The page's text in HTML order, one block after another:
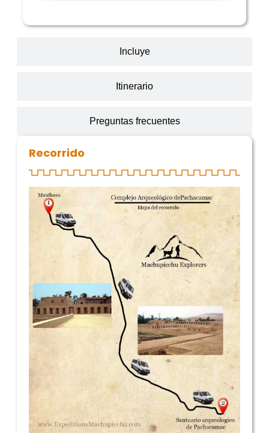
Incluye
Itinerario
Preguntas frecuentes
Recorrido